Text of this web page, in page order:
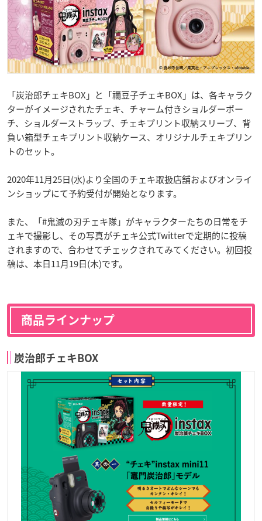
「炭治郎チェキBOX」と「禰豆子チェキBOX」は、各キャラク
ターがイメージされたチェキ、チャーム付きショルダーポー
チ、ショルダーストラップ、チェキプリント収納スリーブ、背
負い箱型チェキプリント収納ケース、オリジナルチェキプリン
トのセット。
2020年11月25日(水)より全国のチェキ取扱店舗およびオンライ
ンショップにて予約受付が開始となります。
また、「#鬼滅の刃チェキ隊」がキャラクターたちの日常をチ
ェキで撮影し、その写真がチェキ公式Twitterで定期的に投稿
されますので、合わせてチェックされてみてください。初回投
稿は、本日11月19日(木)です。
商品ラインナップ
炭治郎チェキBOX